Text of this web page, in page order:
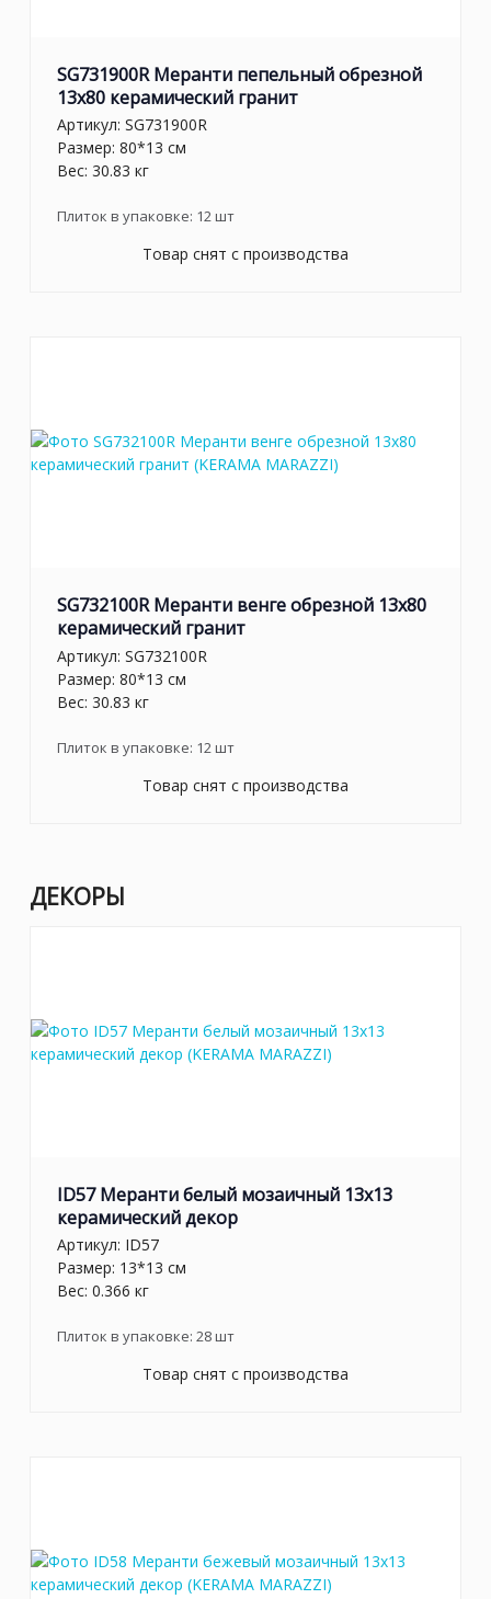
SG731900R Меранти пепельный обрезной
13x80 керамический гранит
Артикул: SG731900R
Размер: 80*13 см
Вес: 30.83 кг
Плиток в упаковке: 12шт
Товар снят с производства
SG732100R Меранти венге обрезной 13x80
керамический гранит
Артикул: SG732100R
Размер: 80*13 см
Вес: 30.83 кг
Плиток в упаковке: 12шт
Товар снят с производства
ДЕКОРЫ
ID57 Меранти белый мозаичный 13x13
керамический декор
Артикул: ID57
Размер: 13*13 см
Вес: 0.366 кг
Плиток в упаковке: 28шт
Товар снят с производства